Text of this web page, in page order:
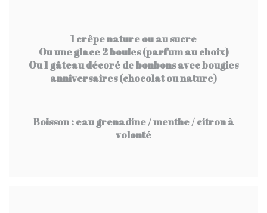
1 crêpe nature ou au sucre
Ou une glace 2 boules (parfum au choix)
Ou 1 gâteau décoré de bonbons avec bougies
anniversaires (chocolat ou nature)
Boisson : eau grenadine / menthe / citron à
volonté